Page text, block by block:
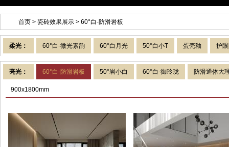
首页 > 瓷砖效果展示 > 60°白-防滑岩板
柔光： 60°白-微光素韵 60°白月光 50°白小T 蛋壳釉 护
亮光： 60°白-防滑岩板 50°岩小白 60°白-御玲珑 防滑通体大
900x1800mm